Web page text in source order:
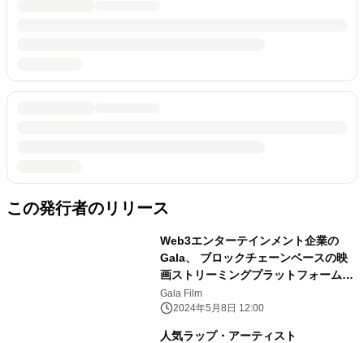
この発行者のリリース
Web3エンターテインメント企業の
Gala、 ブロックチェーンベースの映
画ストリーミングプラットフォーム
「Gala Film」のローンチを発表！
Gala Film
2024年5月8日 12:00
人気ラップ・アーティスト